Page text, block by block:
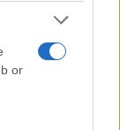
or
την υγεία
με τις
που
πολίτες